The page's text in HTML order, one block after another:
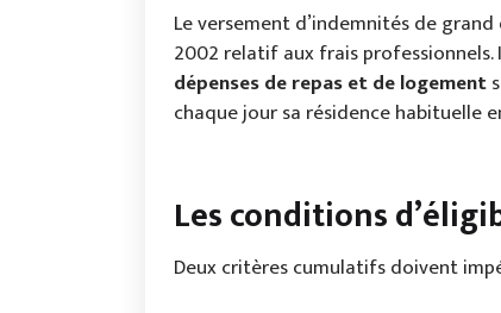
Le versement d’indemnités de
2002 relatif aux frais professionnels.
dépenses de repas et de logement
chaque jour sa résidence habituelle
Les conditions
Deux critères cumulatifs doivent